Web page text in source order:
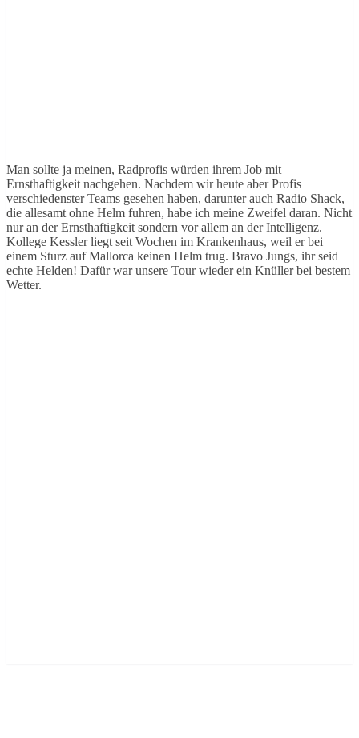
Man sollte ja meinen, Radprofis würden ihrem Job mit
Ernsthaftigkeit nachgehen. Nachdem wir heute aber Profis
verschiedenster Teams gesehen haben, darunter auch Radio Shack,
die allesamt ohne Helm fuhren, habe ich meine Zweifel daran. Nicht
nur an der Ernsthaftigkeit sondern vor allem an der Intelligenz.
Kollege Kessler liegt seit Wochen im Krankenhaus, weil er bei
einem Sturz auf Mallorca keinen Helm trug. Bravo Jungs, ihr seid
echte Helden! Dafür war unsere Tour wieder ein Knüller bei bestem
Wetter.